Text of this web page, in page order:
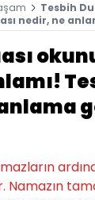
Tesbih
nedir, ne
Namazın